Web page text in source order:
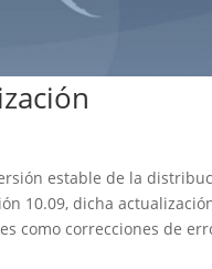
estable de la
10.09, dicha
como correcciones de